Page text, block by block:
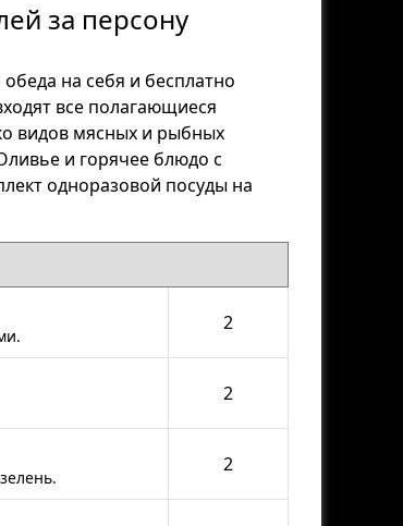
за персону
на себя и бесплатно
все полагающиеся
видов мясных и рыбных
и горячее блюдо с
одноразовой посуды на
2
2
2